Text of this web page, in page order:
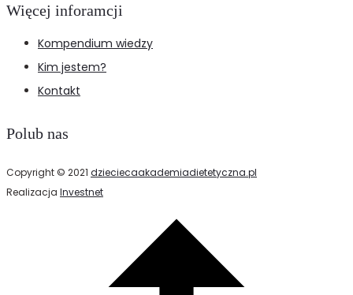
Więcej inforamcji
Kompendium wiedzy
Kim jestem?
Kontakt
Polub nas
Copyright © 2021 dzieciecaakademiadietetyczna.pl
Realizacja Investnet